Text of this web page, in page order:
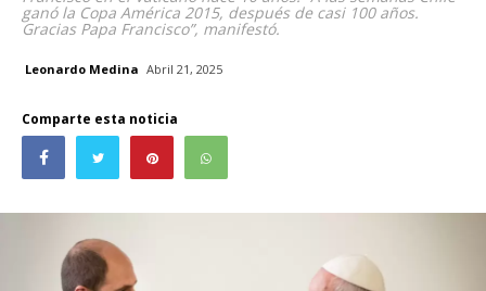
ganó la Copa América 2015, después de casi 100 años.
Gracias Papa Francisco”, manifestó.
Leonardo Medina Abril 21, 2025
Comparte esta noticia